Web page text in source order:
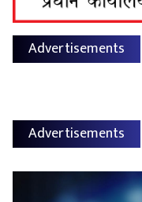
Advertisements
Advertisements